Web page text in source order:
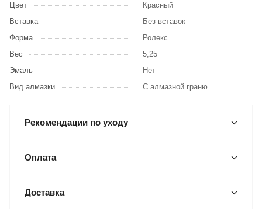
Цвет
Красный
Вставка
Без вставок
Форма
Ролекс
Вес
5,25
Эмаль
Нет
Вид алмазки
С алмазной граню
Рекомендации по уходу
Оплата
Доставка